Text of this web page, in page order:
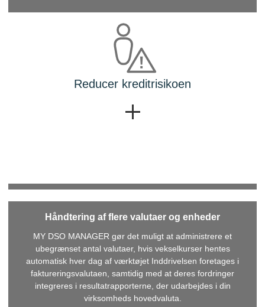
Reducer kreditrisikoen
Håndtering af flere valutaer og enheder
MY DSO MANAGER gør det muligt at administrere et
ubegrænset antal valutaer, hvis vekselkurser hentes
automatisk hver dag af værktøjet Inddrivelsen foretages i
faktureringsvalutaen, samtidig med at deres fordringer
integreres i resultatrapporterne, der udarbejdes i din
virksomheds hovedvaluta.